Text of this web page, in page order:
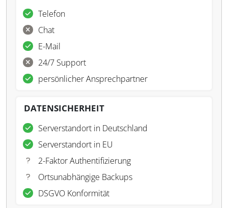
Telefon
Chat
E-Mail
24/7 Support
persönlicher Ansprechpartner
DATENSICHERHEIT
Serverstandort in Deutschland
Serverstandort in EU
2-Faktor Authentifizierung
Ortsunabhängige Backups
DSGVO Konformität